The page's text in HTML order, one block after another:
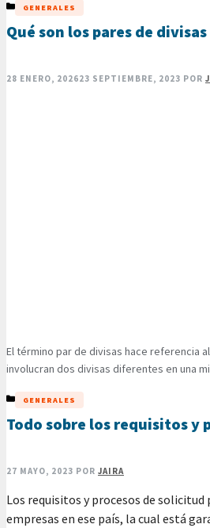
CATEGORÍAS
GENERALES
Qué son los pares de
28 ENERO, 202623 SEPTIEMBRE, 2023 POR
El término par de divisas hace referencia
involucran dos divisas diferentes en una
CATEGORÍAS
GENERALES
Todo sobre los requisitos y
27 MAYO, 2023 POR JAIRA
Los requisitos y procesos de
empresas en ese país, la cual está